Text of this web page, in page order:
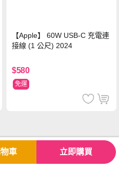
【Apple】 60W USB-C 充電連
接線 (1 公尺) 2024
$580
免運
車 立即購買